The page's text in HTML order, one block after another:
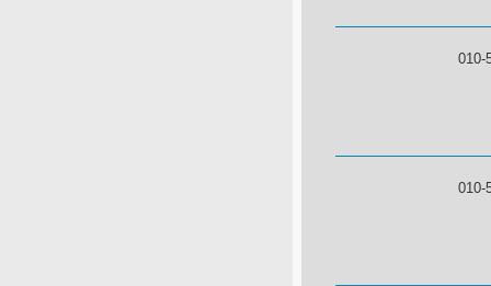
010-
010-